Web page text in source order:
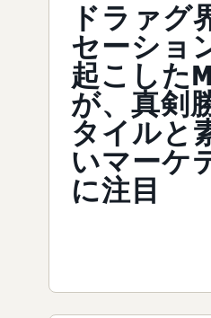
ドラァグ
セーショ
起こした
が、真剣
タイルと
いマーケ
に注目